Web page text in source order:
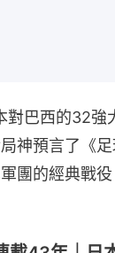
對巴西的32強
神預言了《
團的經典戰